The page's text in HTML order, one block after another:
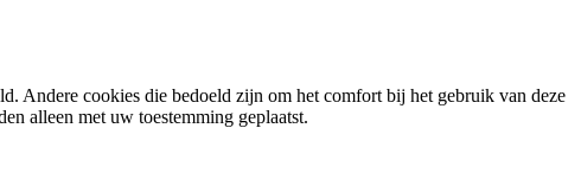
Andere cookies die bedoeld zijn om het comfort bij het gebruik van deze
alleen met uw toestemming geplaatst.